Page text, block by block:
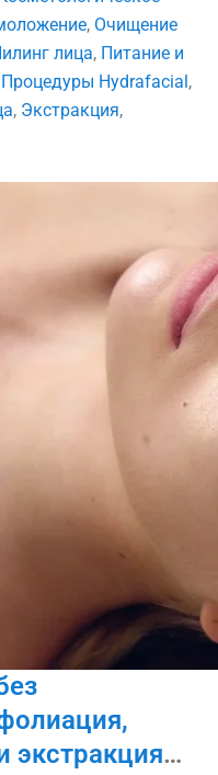
, Очищение
лица, Питание и
Процедуры Hydrafacial ,
, Экстракция,
экстракция